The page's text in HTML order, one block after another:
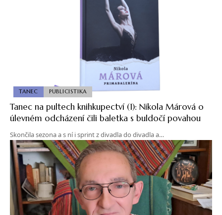
TANEC PUBLICISTIKA
Tanec na pultech knihkupectví (1): Nikola Márová o
úlevném odcházení čili baletka s buldočí povahou
Skončila sezona a s ní i sprint z divadla do divadla a…